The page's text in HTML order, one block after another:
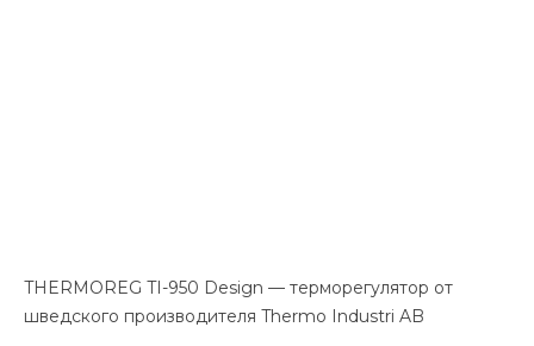
THERMOREG TI-950 Design — терморегулятор от
шведского производителя Thermo Industri AB